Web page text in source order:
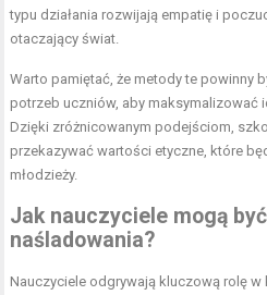
typu działania rozwijają empatię i
otaczający świat.
Warto pamiętać, że metody te powinny
potrzeb uczniów, aby maksymalizować
Dzięki zróżnicowanym podejściom,
przekazywać wartości etyczne, które
młodzieży.
Jak nauczyciele mogą
naśladowania?
Nauczyciele odgrywają kluczową rolę